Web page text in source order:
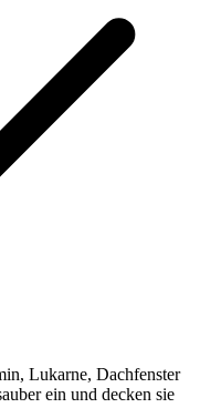
Lukarne, Dachfenster
ein und decken sie